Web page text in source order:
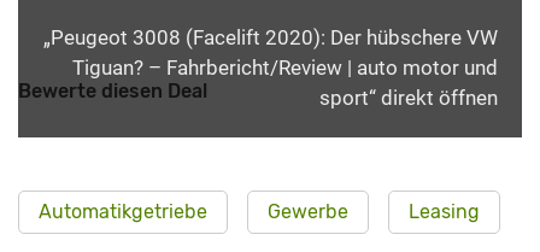
„Peugeot 3008 (Facelift 2020): Der hübschere VW
Tiguan? – Fahrbericht/Review | auto motor und
sport“ direkt öffnen
Bewerte diesen Deal
Automatikgetriebe Gewerbe Leasing